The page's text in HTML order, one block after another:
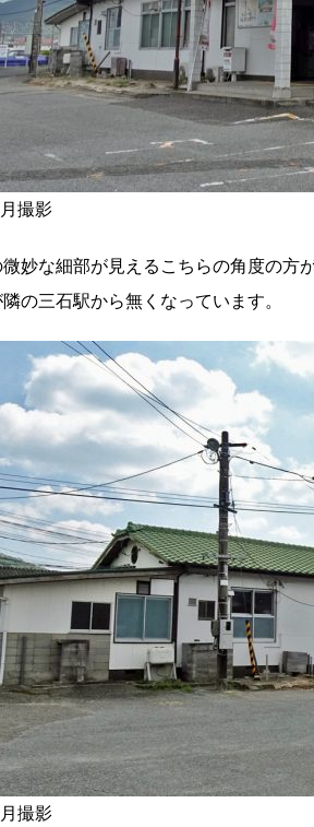
撮影
妙な細部が見えるこちらの角度の方
の三石駅から無くなっています。
撮影